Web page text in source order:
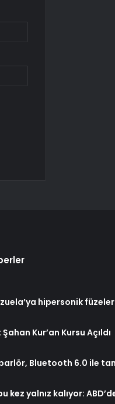
hipersonik
Kur’an Kursu Açıldı
Bluetooth 6.0 ile
kez yalnız kalıyor: